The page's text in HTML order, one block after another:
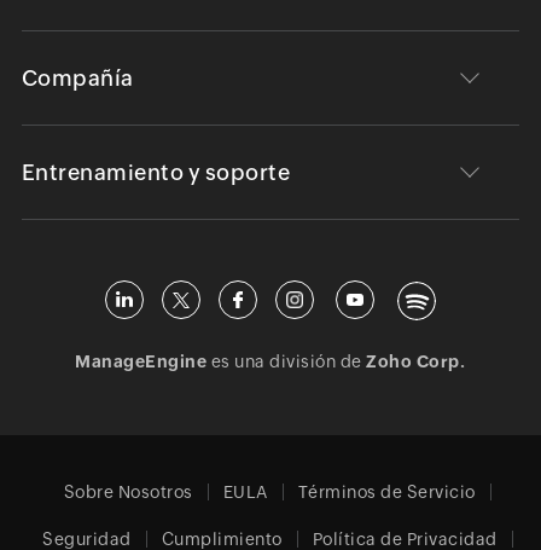
Compañía
Entrenamiento y soporte
ManageEngine es una división deZoho Corp.
Sobre Nosotros EULA Términos de Servicio
Seguridad Cumplimiento Política de Privacidad